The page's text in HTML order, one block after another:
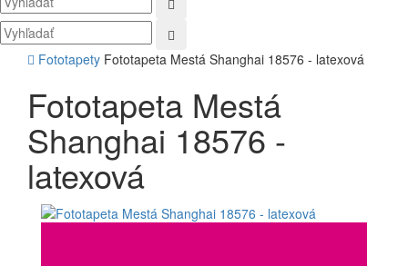
Fototapety Fototapeta Mestá Shanghai 18576 - latexová
Fototapeta Mestá
Shanghai 18576 -
latexová